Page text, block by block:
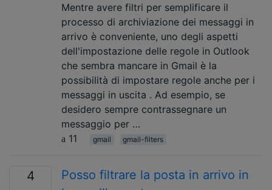
Mentre avere filtri per semplificare il
processo di archiviazione dei messaggi in
arrivo è conveniente, uno degli aspetti
dell'impostazione delle regole in Outlook
che sembra mancare in Gmail è la
possibilità di impostare regole anche per i
messaggi in uscita . Ad esempio, se
desidero sempre contrassegnare un
messaggio per …
11
gmail gmail-filters
4
Posso filtrare la posta in arrivo in